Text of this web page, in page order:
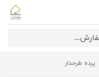
پرده طرحدار